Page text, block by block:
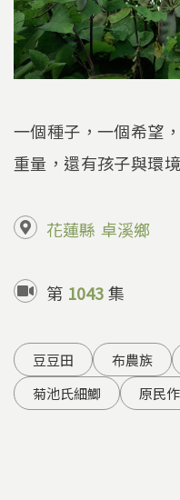
一個種子，一個希望
重量，還有孩子與環
花蓮縣 卓溪鄉
第 1043集
豆豆田 布農族
菊池氏細鯽
原民